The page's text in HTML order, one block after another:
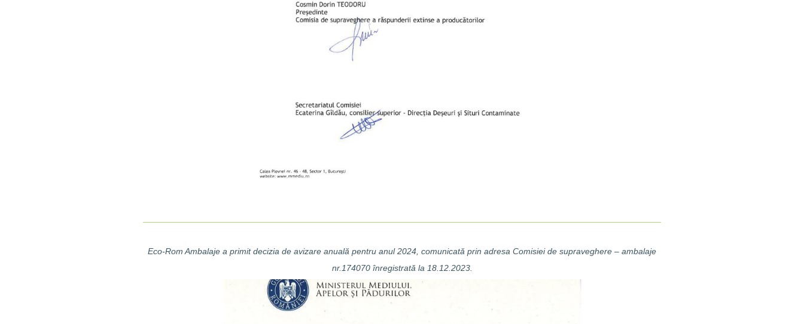
Eco-Rom Ambalaje a primit decizia de avizare anuală pentru anul 2024, comunicată prin adresa Comisiei de supraveghere – ambalaje
nr.174070 înregistrată la 18.12.2023.